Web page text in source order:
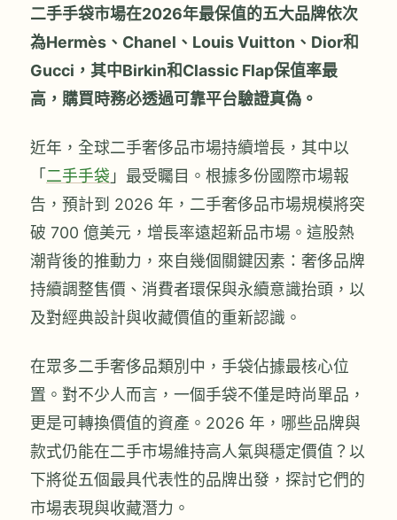
二手手袋市場在2026年最保值的五大品牌依次
為Hermès、Chanel、Louis Vuitton、Dior和
Gucci，其中Birkin和Classic Flap保值率最
高，購買時務必透過可靠平台驗證真偽。
近年，全球二手奢侈品市場持續增長，其中以
「 二手手袋 」最受矚目。根據多份國際市場報
告，預計到 2026 年，二手奢侈品市場規模將突
破 700 億美元，增長率遠超新品市場。這股熱
潮背後的推動力，來自幾個關鍵因素：奢侈品牌
持續調整售價、消費者環保與永續意識抬頭，以
及對經典設計與收藏價值的重新認識。
在眾多二手奢侈品類別中，手袋佔據最核心位
置。對不少人而言，一個手袋不僅是時尚單品，
更是可轉換價值的資產。2026 年，哪些品牌與
款式仍能在二手市場維持高人氣與穩定價值？以
下將從五個最具代表性的品牌出發，探討它們的
市場表現與收藏潛力。